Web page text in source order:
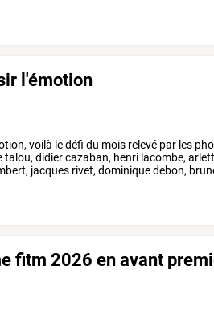
l'émotion
voilà ledéfi du mois relevé par les
talou, didiercazaban, henri lacombe,
jacques rivet, dominiquedebon,
fitm 2026 en avant